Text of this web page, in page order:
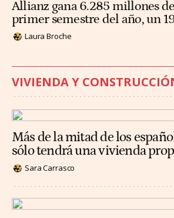
Allianz gana 6.285 millones
primer semestre del año, un
Laura Broche
VIVIENDA Y
Más de la mitad de los
sólo tendrá una vivienda
Sara Carrasco